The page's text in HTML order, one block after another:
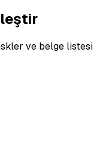
ve belge listesi